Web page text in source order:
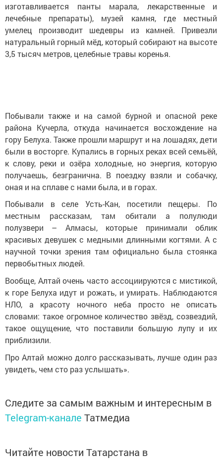
изготавливается панты марала, лекарственные и
лечебные препараты), музей камня, где местный
умелец производит шедевры из камней. Привезли
натуральный горный мёд, который собирают на высоте
3,5 тысяч метров, целебные травы коренья.
Побывали также и на самой бурной и опасной реке
района Кучерла, откуда начинается восхождение на
гору Белуха. Также прошли маршрут и на лошадях, дети
были в восторге. Купались в горных реках всей семьёй,
к слову, реки и озёра холодные, но энергия, которую
получаешь, безгранична. В поездку взяли и собачку,
оная и на сплаве с нами была, и в горах.
Побывали в селе Усть-Кан, посетили пещеры. По
местным рассказам, там обитали а полулюди
полузвери – Алмасы, которые принимали облик
красивых девушек с медными длинными когтями. А с
научной точки зрения там официально была стоянка
первобытных людей.
Вообще, Алтай очень часто ассоциируются с мистикой,
к горе Белуха идут и рожать, и умирать. Наблюдаются
НЛО, а красоту ночного неба просто не описать
словами: такое огромное количество звёзд, созвездий,
такое ощущение, что поставили большую лупу и их
приблизили.
Про Алтай можно долго рассказывать, лучше один раз
увидеть, чем сто раз услышать».
Следите за самым важным и интересным в
Telegram-канале Татмедиа
Читайте новости Татарстана в